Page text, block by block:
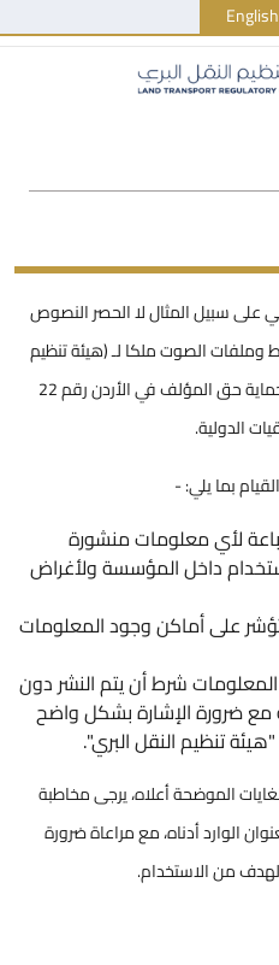
English
على سبيل المثال لا الحصر النصوص
وملفات الصوت ملكا لـ (هيئة تنظيم
النقل البري) ومحمية بموجب قانون حماية حق المؤلف في الأردن رقم 22
بما يلي: -
لأي معلومات منشورة
داخل المؤسسة ولأغراض
على أماكن وجود المعلومات
شرط أن يتم النشر دون
مع ضرورة الإشارة بشكل واضح
تنظيم النقل البري".
الموضحة أعلاه، يرجى مخاطبة
الوارد أدناه، مع مراعاة ضرورة
من الاستخدام.